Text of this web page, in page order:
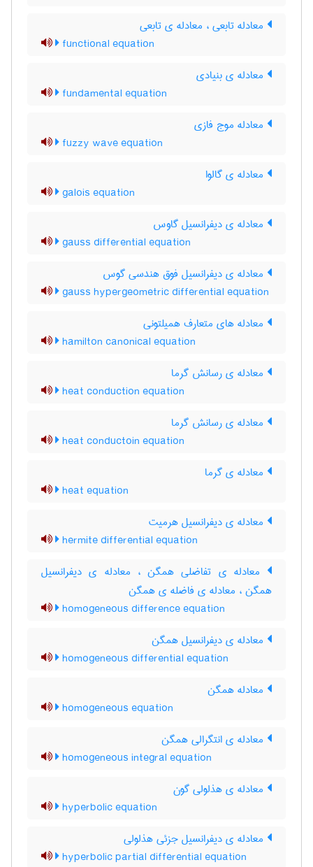
معادله تابعی ، معادله ی تابعی
functional equation
معادله ی بنیادی
fundamental equation
معادله موج فازی
fuzzy wave equation
معادله ی گالوا
galois equation
معادله ی دیفرانسیل گاوس
gauss differential equation
معادله ی دیفرانسیل فوق هندسی گوس
gauss hypergeometric differential equation
معادله های متعارف همیلتونی
hamilton canonical equation
معادله ی رسانش گرما
heat conduction equation
معادله ی رسانش گرما
heat conductoin equation
معادله ی گرما
heat equation
معادله ی دیفرانسیل هرمیت
hermite differential equation
معادله ی تفاضلی همگن ، معادله ی دیفرانسیل
همگن ، معادله ی فاضله ی همگن
homogeneous difference equation
معادله ی دیفرانسیل همگن
homogeneous differential equation
معادله همگن
homogeneous equation
معادله ی انتگرالی همگن
homogeneous integral equation
معادله ی هذلولی گون
hyperbolic equation
معادله ی دیفرانسیل جزئی هذلولی
hyperbolic partial differential equation